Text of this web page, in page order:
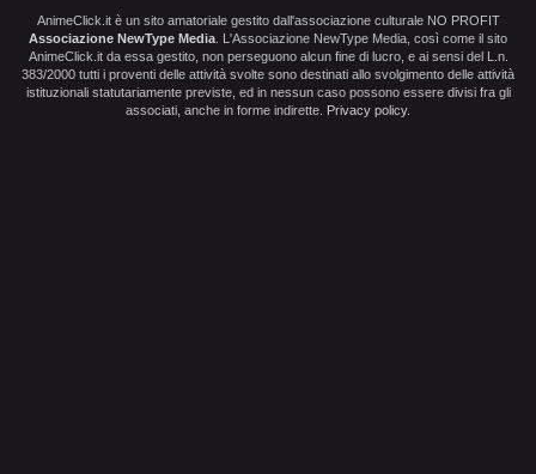
AnimeClick.it è un sito amatoriale gestito dall'associazione culturale NO PROFIT
Associazione NewType Media . L'Associazione NewType Media, così come il sito
AnimeClick.it da essa gestito, non perseguono alcun fine di lucro, e ai sensi del L.n.
383/2000 tutti i proventi delle attività svolte sono destinati allo svolgimento delle attività
istituzionali statutariamente previste, ed in nessun caso possono essere divisi fra gli
associati, anche in forme indirette. Privacy policy.